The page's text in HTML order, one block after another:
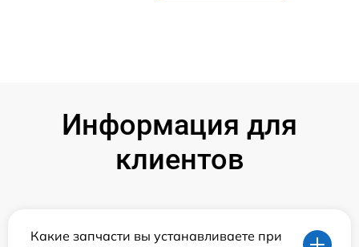
Информация для
клиентов
Какие запчасти вы устанавливаете при